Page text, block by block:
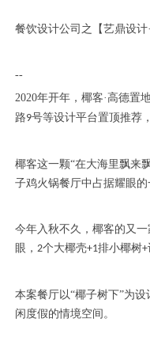
餐饮设计公司之【艺鼎设计
--
2020年开年，椰客·高德置
路9号等设计平台置顶推荐
椰客这一颗“在大海里飘来
子鸡火锅餐厅中占据耀眼的
今年入秋不久，椰客的又一
眼， 2个大椰壳+1排小椰树+
本案餐厅以“椰子树下”为
闲度假的情境空间。